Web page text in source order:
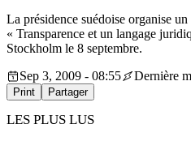
La présidence suédoise organise
« Transparence et un langage
Stockholm le 8 septembre.
Sep 3, 2009 - 08:55
Dernière
Print Partager
LES PLUS LUS